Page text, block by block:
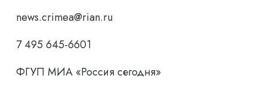
news.crimea@rian.ru
7 495 645-6601
ФГУП МИА «Россия сегодня»